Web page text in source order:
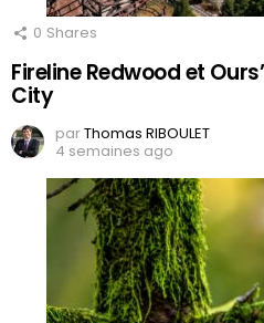
0 Shares
Fireline Redwood et
City
parThomas RIBOULET
4 semaines ago